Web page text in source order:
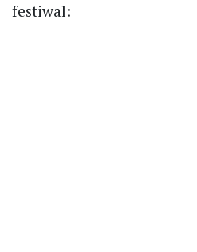
festiwal: